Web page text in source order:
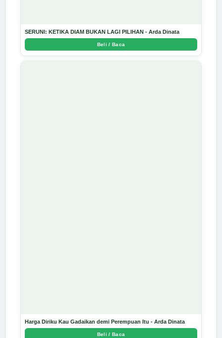
SERUNI: KETIKA DIAM BUKAN LAGI PILIHAN - Arda Dinata
Beli / Baca
Harga Diriku Kau Gadaikan demi Perempuan Itu - Arda Dinata
Beli / Baca